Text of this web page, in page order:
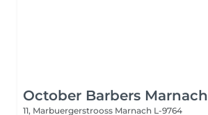
October Barbers Marnach
11, Marbuergerstrooss Marnach L-9764